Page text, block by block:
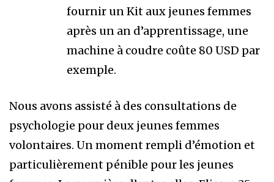
fournir un Kit aux jeunes femmes
après un an d’apprentissage, une
machine à coudre coûte 80 USD par
exemple.
Nous avons assisté à des consultations de
psychologie pour deux jeunes femmes
volontaires. Un moment rempli d’émotion et
particulièrement pénible pour les jeunes